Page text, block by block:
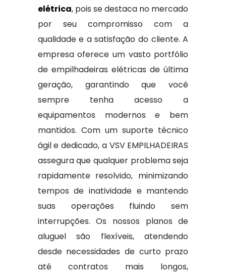
elétrica, pois se destaca no mercado
por seu compromisso com a
qualidade e a satisfação do cliente. A
empresa oferece um vasto portfólio
de empilhadeiras elétricas de última
geração, garantindo que você
sempre tenha acesso a
equipamentos modernos e bem
mantidos. Com um suporte técnico
ágil e dedicado, a VSV EMPILHADEIRAS
assegura que qualquer problema seja
rapidamente resolvido, minimizando
tempos de inatividade e mantendo
suas operações fluindo sem
interrupções. Os nossos planos de
aluguel são flexíveis, atendendo
desde necessidades de curto prazo
até contratos mais longos,